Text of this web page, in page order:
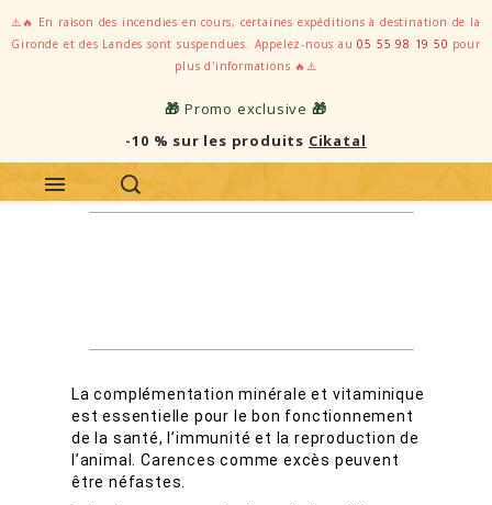
⚠️🔥 En raison des incendies en cours, certaines expéditions à destination de la
Gironde et des Landes sont suspendues. Appelez-nous au05 55 98 19 50 pour
plus d'informations 🔥⚠️
🎁 Promo exclusive 🎁
-10 % sur les produits Cikatal
La complémentation minérale et vitaminique
est essentielle pour le bon fonctionnement
de la santé, l’immunité et la reproduction de
l’animal. Carences comme excès peuvent
être néfastes.